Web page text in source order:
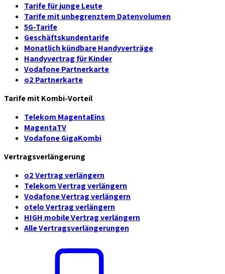
Tarife für junge Leute
Tarife mit unbegrenztem Datenvolumen
5G-Tarife
Geschäftskundentarife
Monatlich kündbare Handyverträge
Handyvertrag für Kinder
Vodafone Partnerkarte
o2 Partnerkarte
Tarife mit Kombi-Vorteil
Telekom MagentaEins
MagentaTV
Vodafone GigaKombi
Vertragsverlängerung
o2 Vertrag verlängern
Telekom Vertrag verlängern
Vodafone Vertrag verlängern
otelo Vertrag verlängern
HIGH mobile Vertrag verlängern
Alle Vertragsverlängerungen